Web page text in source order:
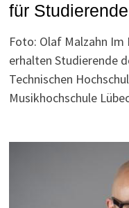
für Studierende
Foto: Olaf Malzahn Im
erhalten Studierende
Technischen
Musikhochschule